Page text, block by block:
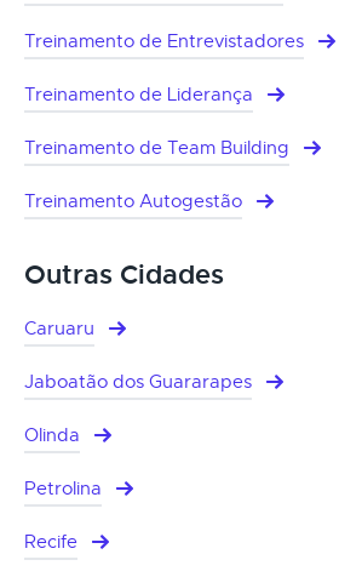
Treinamento de Entrevistadores
Treinamento de Liderança
Treinamento de Team Building
Treinamento Autogestão
Outras Cidades
Caruaru
Jaboatão dos Guararapes
Olinda
Petrolina
Recife